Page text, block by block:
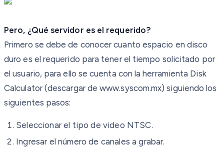
Pero, ¿Qué servidor es el requerido?
Primero se debe de conocer cuanto espacio en disco
duro es el requerido para tener el tiempo solicitado por
el usuario, para ello se cuenta con la herramienta Disk
Calculator (descargar de www.syscom.mx) siguiendo los
siguientes pasos:
Seleccionar el tipo de video NTSC.
Ingresar el número de canales a grabar.